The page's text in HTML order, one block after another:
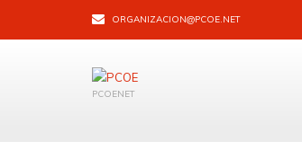
ORGANIZACION@PCOE.NET
PCOENET